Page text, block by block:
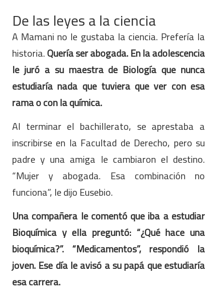
De las leyes a la ciencia
A Mamani no le gustaba la ciencia. Prefería la
historia.Quería ser abogada. En la adolescencia
le juró a su maestra de Biología que nunca
estudiaría nada que tuviera que ver con esa
rama o con la química.
Al terminar el bachillerato, se aprestaba a
inscribirse en la Facultad de Derecho, pero su
padre y una amiga le cambiaron el destino.
“Mujer y abogada. Esa combinación no
funciona”, le dijo Eusebio.
Una compañera le comentó que iba a estudiar
Bioquímica y ella preguntó: “¿Qué hace una
bioquímica?”. “Medicamentos”, respondió la
joven. Ese día le avisó a su papá que estudiaría
esa carrera.